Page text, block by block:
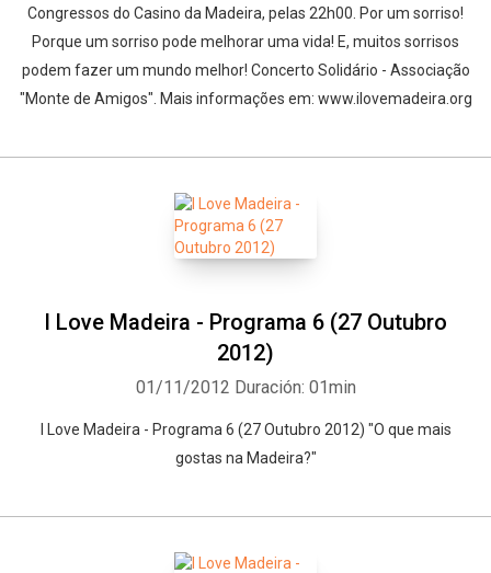
Congressos do Casino da Madeira, pelas 22h00. Por um sorriso!
Porque um sorriso pode melhorar uma vida! E, muitos sorrisos
podem fazer um mundo melhor! Concerto Solidário - Associação
"Monte de Amigos". Mais informações em: www.ilovemadeira.org
I Love Madeira - Programa 6 (27 Outubro
2012)
01/11/2012 Duración: 01min
I Love Madeira - Programa 6 (27 Outubro 2012) "O que mais
gostas na Madeira?"